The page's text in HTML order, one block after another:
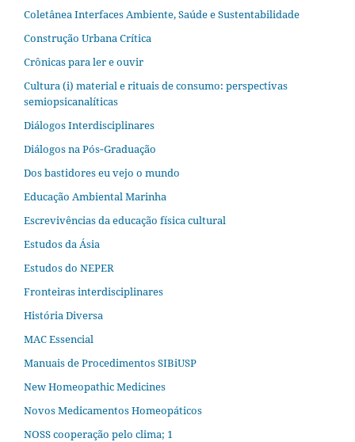
Coletânea Interfaces Ambiente, Saúde e Sustentabilidade
Construção Urbana Crítica
Crônicas para ler e ouvir
Cultura (i) material e rituais de consumo: perspectivas
semiopsicanalíticas
Diálogos Interdisciplinares
Diálogos na Pós‐Graduação
Dos bastidores eu vejo o mundo
Educação Ambiental Marinha
Escrevivências da educação física cultural
Estudos da Ásia​
Estudos do NEPER
Fronteiras interdisciplinares
História Diversa
MAC Essencial
Manuais de Procedimentos SIBiUSP
New Homeopathic Medicines
Novos Medicamentos Homeopáticos
NOSS cooperação pelo clima; 1